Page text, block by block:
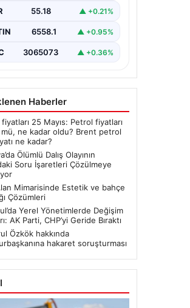
geçtiğimiz yıl yaşanan
sonuçlanan tüplü dalış
dalış sektöründe ciddi
55.18 ▲ +0.21%
6558.1 ▲ +0.95%
3065073 ▲ +0.36%
Haberler
25 Mayıs: Petrol fiyatları
ne kadar oldu? Brent petrol
ne kadar?
Ölümlü Dalış Olayının
Soru İşaretleri Çözülmeye
Mimarisinde Estetik ve bahçe
Çözümleri
Yerel Yönetimlerde Değişim
AK Parti, CHP’yi Geride Bıraktı
Özkök hakkında
hakaret soruşturması